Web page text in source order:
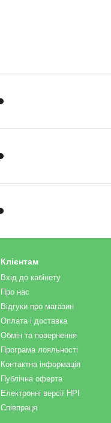
Клієнтам
Вхід до кабінету
Про нас
Відгуки про магазин
Оплата і доставка
Обмін та повернення
Програма лояльності
Контактна інформація
Публічна оферта
Електронні версії НРІ
Співпраця